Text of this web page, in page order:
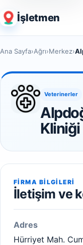
İşletmen
Ana Sayfa›Ağrı›Merkez›
Veterinerler
Kliniği
FIRMA BILGILERI
İletişim ve
Adres
Hürriyet Mah.